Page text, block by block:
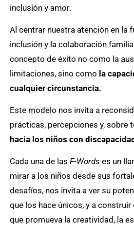
inclusión y amor.
Al centrar nuestra atención en la
inclusión y la colaboración
concepto de éxito no como la
limitaciones, sino como la
cualquier circunstancia.
Este modelo nos invita a
prácticas, percepciones y, sobre
hacia los niños con discapacidad
Cada una de las F-Words es un
mirar a los niños desde sus
desafíos, nos invita a ver su
que los hace únicos, y a
que promueva la creatividad, la